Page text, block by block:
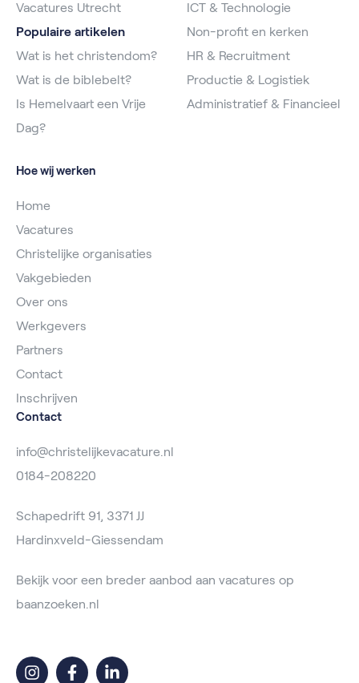
Vacatures Utrecht
Populaire artikelen
Wat is het christendom?
Wat is de biblebelt?
Is Hemelvaart een Vrije
Dag?
ICT & Technologie
Non-profit en kerken
HR & Recruitment
Productie & Logistiek
Administratief & Financieel
Hoe wij werken
Home
Vacatures
Christelijke organisaties
Vakgebieden
Over ons
Werkgevers
Partners
Contact
Inschrijven
Contact
info@christelijkevacature.nl
0184-208220
Schapedrift 91, 3371 JJ
Hardinxveld-Giessendam
Bekijk voor een breder aanbod aan vacatures op
baanzoeken.nl